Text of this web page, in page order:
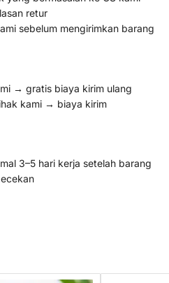
retur
sebelum mengirimkan barang
→ gratis biaya kirim ulang
kami → biaya kirim
3–5 hari kerja setelah barang